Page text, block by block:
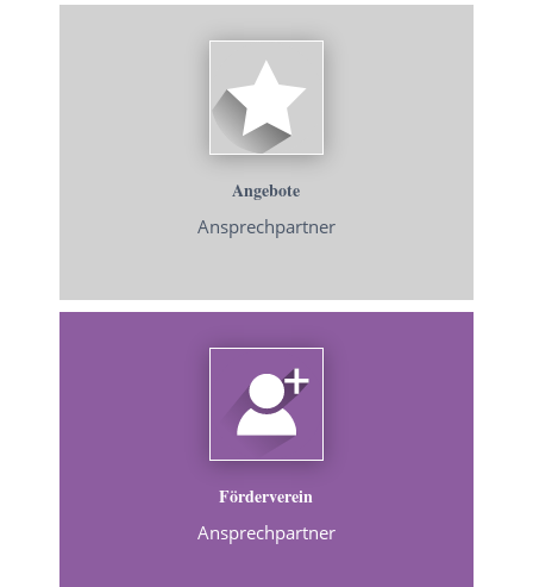
Angebote
Ansprechpartner
Förderverein
Ansprechpartner